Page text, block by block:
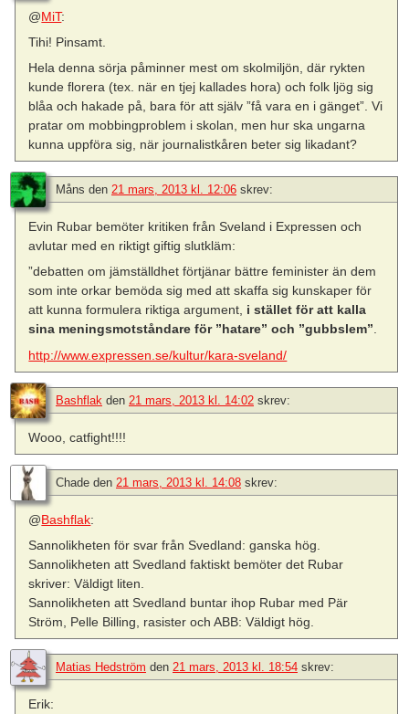
@MiT:
Tihi! Pinsamt.
Hela denna sörja påminner mest om skolmiljön, där rykten
kunde florera (tex. när en tjej kallades hora) och folk ljög sig
blåa och hakade på, bara för att själv ”få vara en i gänget”. Vi
pratar om mobbingproblem i skolan, men hur ska ungarna
kunna uppföra sig, när journalistkåren beter sig likadant?
Måns den 21 mars, 2013 kl. 12:06 skrev:
Evin Rubar bemöter kritiken från Sveland i Expressen och
avlutar med en riktigt giftig slutkläm:
”debatten om jämställdhet förtjänar bättre feminister än dem
som inte orkar bemöda sig med att skaffa sig kunskaper för
att kunna formulera riktiga argument, i stället för att kalla
sina meningsmotståndare för ”hatare” och ”gubbslem”.
http://www.expressen.se/kultur/kara-sveland/
Bashflak den 21 mars, 2013 kl. 14:02 skrev:
Wooo, catfight!!!!
Chade den 21 mars, 2013 kl. 14:08 skrev:
@Bashflak:
Sannolikheten för svar från Svedland: ganska hög.
Sannolikheten att Svedland faktiskt bemöter det Rubar
skriver: Väldigt liten.
Sannolikheten att Svedland buntar ihop Rubar med Pär
Ström, Pelle Billing, rasister och ABB: Väldigt hög.
Matias Hedström den 21 mars, 2013 kl. 18:54 skrev:
Erik: